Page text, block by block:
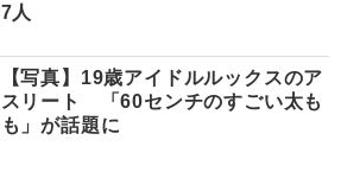
7人
【写真】19歳アイドルルックスのア
スリート 「60センチのすごい太も
も」が話題に